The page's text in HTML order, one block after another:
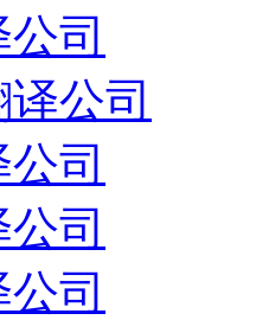
司
公司
司
司
司